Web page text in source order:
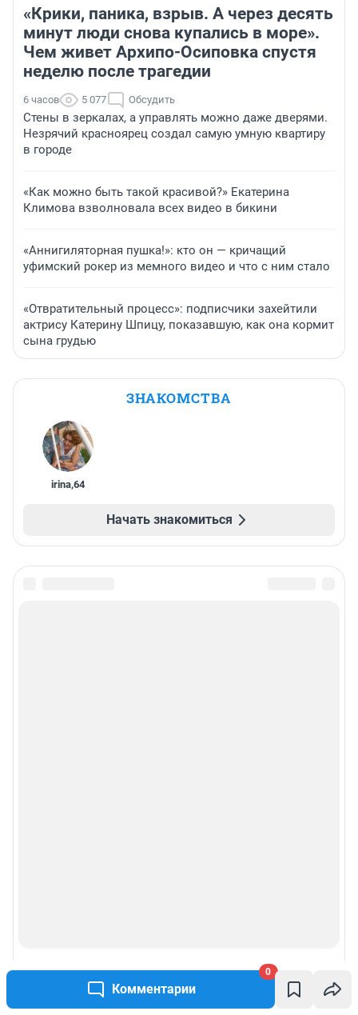
Комментарии
0
«Крики, паника, взрыв. А через десять
минут люди снова купались в море».
Чем живет Архипо-Осиповка спустя
неделю после трагедии
6 часов 5 077 Обсудить
Стены в зеркалах, а управлять можно даже дверями.
Незрячий красноярец создал самую умную квартиру
в городе
«Как можно быть такой красивой?» Екатерина
Климова взволновала всех видео в бикини
«Аннигиляторная пушка!»: кто он — кричащий
уфимский рокер из мемного видео и что с ним стало
«Отвратительный процесс»: подписчики захейтили
актрису Катерину Шпицу, показавшую, как она кормит
сына грудью
ЗНАКОМСТВА
irina,64
Начать знакомиться